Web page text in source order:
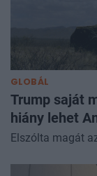
GLOBÁL
Trump saját
hiány lehet
Elszólta magát